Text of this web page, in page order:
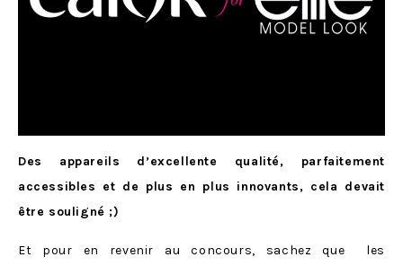
Des appareils d’excellente qualité, parfaitement
accessibles et de plus en plus innovants, cela devait
être souligné ;)
Et pour en revenir au concours, sachez que les